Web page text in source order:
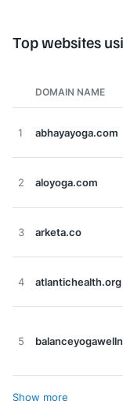
Top websites
DOMAIN NAME
1 abhayayoga.com
2 aloyoga.com
3 arketa.co
4 atlantichealth.org
5
Show more